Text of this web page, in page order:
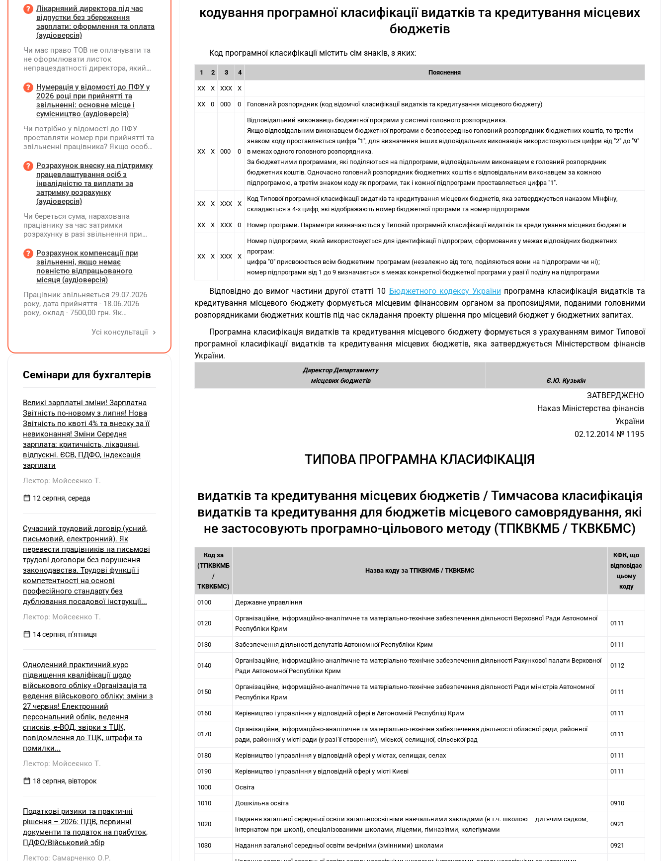
кодування програмної класифікації видатків та кредитування місцевих
бюджетів
Код програмної класифікації містить сім знаків, з яких:
1 2 3 4 Пояснення
ХХ Х ХХХ Х
ХХ 0 000 0 Головний розпорядник (код відомчої класифікації видатків та кредитування місцевого бюджету)
ХХ Х 000 0
Відповідальний виконавець бюджетної програми у системі головного розпорядника.
Якщо відповідальним виконавцем бюджетної програми є безпосередньо головний розпорядник бюджетних коштів, то третім
знаком коду проставляється цифра "1", для визначення інших відповідальних виконавців використовуються цифри від "2" до "9"
в межах одного головного розпорядника.
За бюджетними програмами, які поділяються на підпрограми, відповідальним виконавцем є головний розпорядник
бюджетних коштів. Одночасно головний розпорядник бюджетних коштів є відповідальним виконавцем за кожною
підпрограмою, а третім знаком коду як програми, так і кожної підпрограми проставляється цифра "1".
ХХ Х ХХХ Х
Код Типової програмної класифікації видатків та кредитування місцевих бюджетів, яка затверджується наказом Мінфіну,
складається з 4-х цифр, які відображають номер бюджетної програми та номер підпрограми
ХХ Х ХХХ 0 Номер програми. Параметри визначаються у Типовій програмній класифікації видатків та кредитування місцевих бюджетів
ХХ Х ХХХ Х
Номер підпрограми, який використовується для ідентифікації підпрограм, сформованих у межах відповідних бюджетних
програм:
цифра "0" присвоюється всім бюджетним програмам (незалежно від того, поділяються вони на підпрограми чи ні);
номер підпрограми від 1 до 9 визначається в межах конкретної бюджетної програми у разі її поділу на підпрограми
Відповідно до вимог частини другої статті 10 Бюджетного кодексу України програмна класифікація видатків та
кредитування місцевого бюджету формується місцевим фінансовим органом за пропозиціями, поданими головними
розпорядниками бюджетних коштів під час складання проекту рішення про місцевий бюджет у бюджетних запитах.
Програмна класифікація видатків та кредитування місцевого бюджету формується з урахуванням вимог Типової
програмної класифікації видатків та кредитування місцевих бюджетів, яка затверджується Міністерством фінансів
України.
Директор Департаменту
місцевих бюджетів
Є.Ю. Кузькін
ЗАТВЕРДЖЕНО
Наказ Міністерства фінансів
України
02.12.2014 № 1195
ТИПОВА ПРОГРАМНА КЛАСИФІКАЦІЯ
видатків та кредитування місцевих бюджетів / Тимчасова класифікація
видатків та кредитування для бюджетів місцевого самоврядування, які
не застосовують програмно-цільового методу (ТПКВКМБ / ТКВКБМС)
Код за
(ТПКВКМБ
/
ТКВКБМС)
Назва коду за ТПКВКМБ / ТКВКБМС
КФК, що
відповідає
цьому
коду
0100 Державне управління
0120
Організаційне, інформаційно-аналітичне та матеріально-технічне забезпечення діяльності Верховної Ради Автономної
Республіки Крим
0111
0130 Забезпечення діяльності депутатів Автономної Республіки Крим 0111
0140
Організаційне, інформаційно-аналітичне та матеріально-технічне забезпечення діяльності Рахункової палати Верховної
Ради Автономної Республіки Крим
0112
0150
Організаційне, інформаційно-аналітичне та матеріально-технічне забезпечення діяльності Ради міністрів Автономної
Республіки Крим
0111
0160 Керівництво і управління у відповідній сфері в Автономній Республіці Крим 0111
0170
Організаційне, інформаційно-аналітичне та матеріально-технічне забезпечення діяльності обласної ради, районної
ради, районної у місті ради (у разі її створення), міської, селищної, сільської рад
0111
0180 Керівництво і управління у відповідній сфері у містах, селищах, селах 0111
0190 Керівництво і управління у відповідній сфері у місті Києві 0111
1000 Освіта
1010 Дошкільна освiта 0910
1020
Надання загальної середньої освіти загальноосвітніми навчальними закладами (в т.ч. школою – дитячим садком,
інтернатом при школі), спеціалізованими школами, ліцеями, гімназіями, колегіумами
0921
1030 Надання загальної середньої освіти вечiрнiми (змінними) школами 0921
на інших умовах, передбачених
законодавством, Додаток Д1/
Додаток ФІЗ-Д1 за відповідний
період не подається
Лікарняний директора під час
відпустки без збереження
зарплати: оформлення та оплата
(аудіоверсія)
Чи має право ТОВ не оплачувати та
не оформлювати листок
непрацездатності директора, який
збереження заробітної плати під час
призупинення діяльності
підприємства?
Нумерація у відомості до ПФУ у
2026 році при прийнятті та
звільненні: основне місце і
сумісництво (аудіоверсія)
Чи потрібно у відомості до ПФУ
проставляти номер при прийнятті та
звільненні працівника? Якщо особа
місцем роботи та за сумісництвом,
чи рахується це як два роботодавці?
Розрахунок внеску на підтримку
працевлаштування осіб з
інвалідністю та виплати за
затримку розрахунку
(аудіоверсія)
Чи береться сума, нарахована
працівнику за час затримки
розрахунку в разі звільнення при
заробітної плати (винагороди), для
розрахунку внеску на підтримку
працевлаштування осіб з
інвалідністю?
Розрахунок компенсації при
звільненні, якщо немає
повністю відпрацьованого
місяця (аудіоверсія)
Працівник звільняється 29.07.2026
року, дата прийняття - 18.06.2026
року, оклад - 7500,00 грн. Як
невикористаних днів відпустки при
Усі консультації
Семінари для бухгалтерів
Великі зарплатні зміни! Зарплатна
Звітність по-новому з липня! Нова
Звітність по квоті 4% та внеску за її
невиконання! Зміни Середня
зарплата: критичність, лікарняні,
відпускні. ЄСВ, ПДФО, індексація
зарплати
Лектор: Мойсеєнко Т.
12 серпня, середа
Сучасний трудовий договір (усний,
письмовий, електронний). Як
перевести працівників на письмові
трудові договори без порушення
законодавства. Трудові функції і
компетентності на основі
професійного стандарту без
дублювання посадової інструкції...
Лектор: Мойсеєнко Т.
14 серпня, пʼятниця
Одноденний практичний курс
підвищення кваліфікації щодо
військового обліку «Організація та
ведення військового обліку: зміни з
27 червня! Електронний
персональний облік, ведення
списків, е-ВОД, звірки з ТЦК,
повідомлення до ТЦК, штрафи та
помилки...
Лектор: Мойсеєнко Т.
18 серпня, вівторок
Податкові ризики та практичні
рішення – 2026: ПДВ, первинні
документи та податок на прибуток,
ПДФО/Військовий збір
Лектор: Самарченко О.Р.